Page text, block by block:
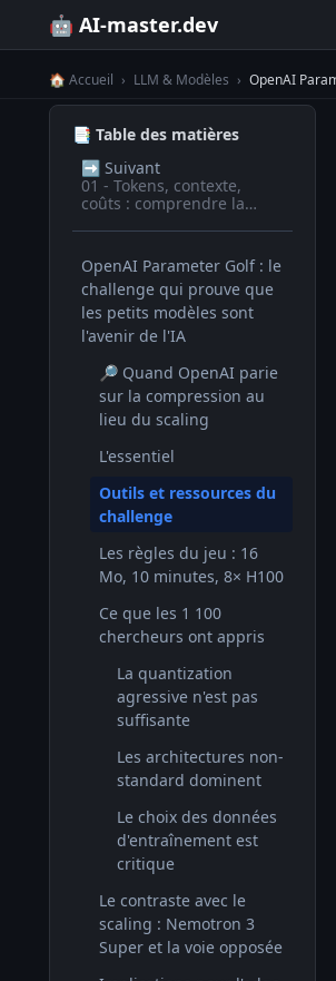
🤖 AI-master.dev
🏠 Accueil › LLM & Modèles › OpenAI
📑 Table des matières
➡️ Suivant
01 - Tokens, contexte,
coûts : comprendre la
OpenAI Parameter Golf : le
challenge qui prouve que
les petits modèles sont
l'avenir de l'IA
🔎 Quand OpenAI parie
sur la compression au
lieu du scaling
L'essentiel
Outils et ressources du
challenge
Les règles du jeu : 16
Mo, 10 minutes, 8× H100
Ce que les 1 100
chercheurs ont appris
La quantization
agressive n'est pas
suffisante
Les architectures non-
standard dominent
Le choix des données
d'entraînement est
critique
Le contraste avec le
scaling : Nemotron 3
Super et la voie opposée